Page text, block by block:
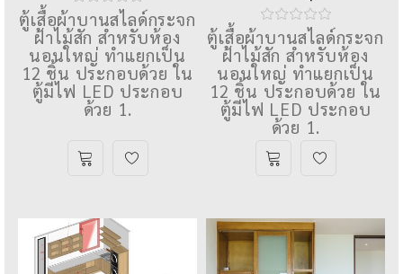
ตู้เสื้อผ้าบานสไลด์กระจก
ฝ้าไม้สัก สำหรับห้อง
นอนใหญ่ ทําแยกเป็น
12 ชิ้น ประกอบด้วย ใน
ตู้มีไฟ LED ประกอบ
ด้วย 1.
ตู้เสื้อผ้าบานสไลด์กระจก
ฝ้าไม้สัก สำหรับห้อง
นอนใหญ่ ทําแยกเป็น
12 ชิ้น ประกอบด้วย ใน
ตู้มีไฟ LED ประกอบ
ด้วย 1.